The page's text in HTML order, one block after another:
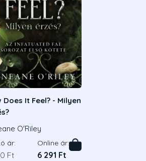
Does It Feel? - Milyen
O'Riley
ár:
Ft
Online ár:
6 291 Ft